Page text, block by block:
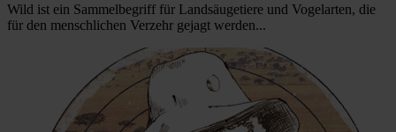
Wild ist ein Sammelbegriff für Landsäugetiere und Vogelarten, die
für den menschlichen Verzehr gejagt werden...